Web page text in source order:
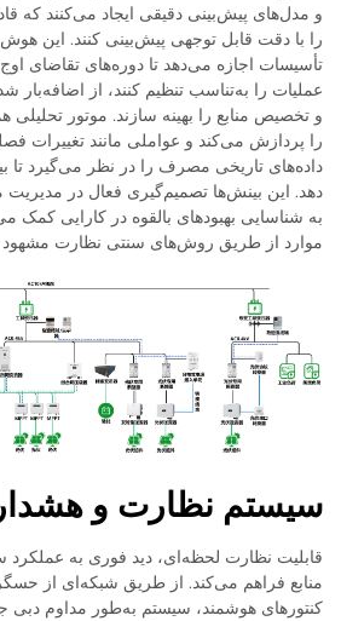
و مدل‌های پیش‌بینی دقیقی ایجاد می‌کنند که
را با دقت قابل توجهی پیش‌بینی کنند. این
تأسیسات اجازه می‌دهد تا دوره‌های تقاضای
عملیات را به‌تناسب تنظیم کنند، از
و تخصیص منابع را بهینه سازند. موتور تحلیلی
را پردازش می‌کند و عواملی مانند تغییرات
داده‌های تاریخی مصرف را در نظر می‌گیرد تا
دهد. این بینش‌ها تصمیم‌گیری فعال در مدیریت
به شناسایی بهبودهای بالقوه در کارایی کمک
موارد از طریق روش‌های سنتی نظارت مشهود
سیستم نظارت و
قابلیت نظارت لحظه‌ای، دید فوری به
منابع فراهم می‌کند. از طریق شبکه‌ای از
کنتورهای هوشمند، سیستم به‌طور مداوم